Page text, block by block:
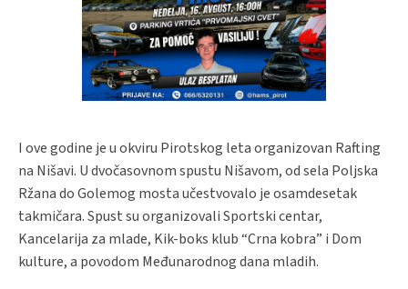
I ove godine je u okviru Pirotskog leta organizovan Rafting
na Nišavi. U dvočasovnom spustu Nišavom, od sela Poljska
Ržana do Golemog mosta učestvovalo je osamdesetak
takmičara. Spust su organizovali Sportski centar,
Kancelarija za mlade, Kik-boks klub “Crna kobra” i Dom
kulture, a povodom Međunarodnog dana mladih.